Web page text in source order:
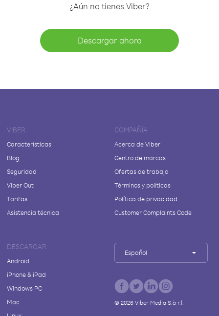
¿Aún no tienes Viber?
Descargar ahora
VIBER
Características
Blog
Seguridad
Viber Out
Tarifas
Asistencia técnica
COMPAÑÍA
Acerca de Viber
Centro de marcas
Ofertas de trabajo
Términos y políticas
Política de privacidad
Customer Complaints Code
DESCARGAR
Android
iPhone & iPad
Windows PC
Mac
Español
© 2026Viber Media S.à r.l.